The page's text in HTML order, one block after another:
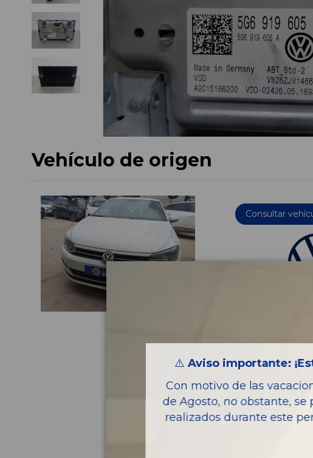
Vehículo de origen
Consultar
⚠️ Aviso importante:
Con motivo de las
de Agosto, no obstante,
realizados durante este